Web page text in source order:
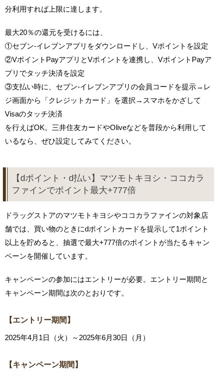
分利用すれば上限に達します。
最大20％の還元を受けるには、
①セブン-イレブンアプリをダウンロードし、Vポイントを設定
②VポイントPayアプリとVポイントを連携し、VポイントPayア
プリでタッチ決済を設定
③支払い時に、セブン-イレブンアプリの会員コードを提示→レ
ジ画面から「クレジットカード」を選択→スマホをかざして
Visaのタッチ決済
を行えばOK。三井住友カードやOliveなどを普段から利用して
いるなら、ぜひ設定してみてください。
【dポイント・d払い】マツモトキヨシ・ココカラ
ファインでポイント最大+777倍
ドラッグストアのマツモトキヨシやココカラファインの対象店
舗では、買い物のときにdポイントカードを提示して1ポイント
以上を貯めると、抽選で最大+777倍のポイントが当たるキャン
ペーンを開催しています。
キャンペーンの参加にはエントリーが必要。エントリー期間と
キャンペーン期間は次のとおりです。
【エントリー期間】
2025年4月1日（火）～2025年6月30日（月）
【キャンペーン期間】